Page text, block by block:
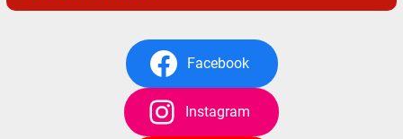
Facebook
Instagram